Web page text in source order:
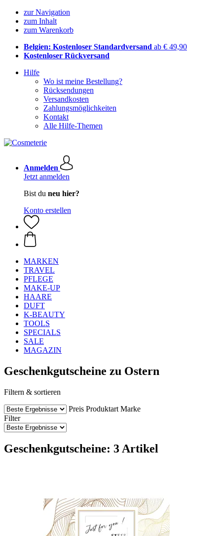
zur Navigation
zum Inhalt
zum Warenkorb
Belgien: Kostenloser Standardversand ab € 49,90
Kostenloser Rückversand
Hilfe
Wo ist meine Bestellung?
Rücksendungen
Versandkosten
Zahlungsmöglichkeiten
Kontakt
Alle Hilfe-Themen
Anmelden
Jetzt anmelden
Bist du neu hier?
Konto erstellen
MARKEN
TRAVEL
PFLEGE
MAKE-UP
HAARE
DUFT
K-BEAUTY
TOOLS
SPECIALS
SALE
MAGAZIN
Geschenkgutscheine zu Ostern
Filtern & sortieren
Preis Produktart Marke
Filter
Geschenkgutscheine: 3 Artikel